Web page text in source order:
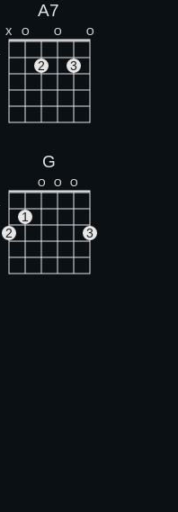
A7
X O O O
2 3
G
O O O
1
2
3